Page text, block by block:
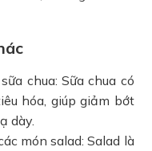
chua: Sữa chua có
hóa, giúp giảm bớt
dày.
món salad: Salad là